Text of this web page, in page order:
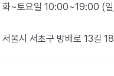
화~토요일 10:00~19:00 (일
서울시 서초구 방배로 13길